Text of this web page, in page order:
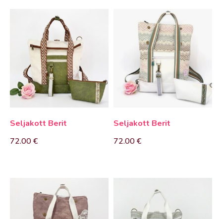
Seljakott Berit
72.00€
Seljakott Berit
72.00€